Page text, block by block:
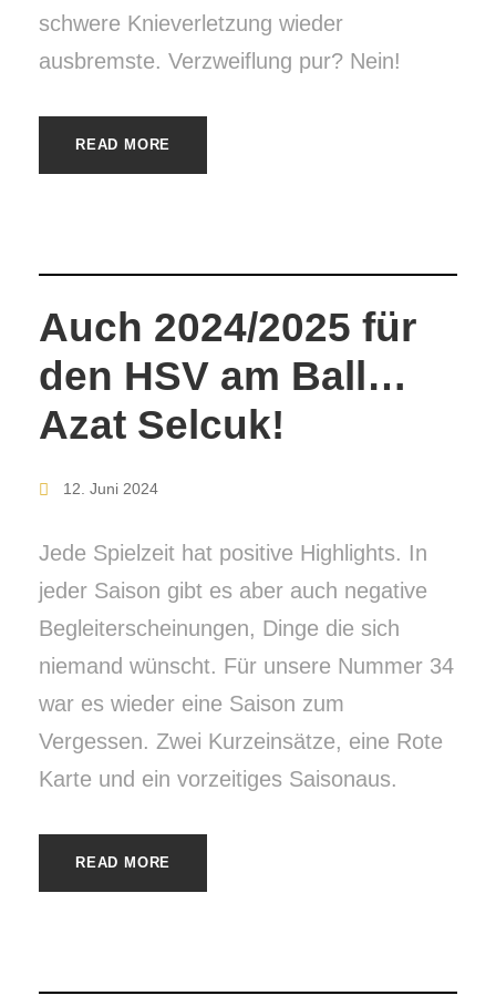
schwere Knieverletzung wieder
ausbremste. Verzweiflung pur? Nein!
READ MORE
Auch 2024/2025 für
den HSV am Ball…
Azat Selcuk!
12. Juni 2024
Jede Spielzeit hat positive Highlights. In
jeder Saison gibt es aber auch negative
Begleiterscheinungen, Dinge die sich
niemand wünscht. Für unsere Nummer 34
war es wieder eine Saison zum
Vergessen. Zwei Kurzeinsätze, eine Rote
Karte und ein vorzeitiges Saisonaus.
READ MORE